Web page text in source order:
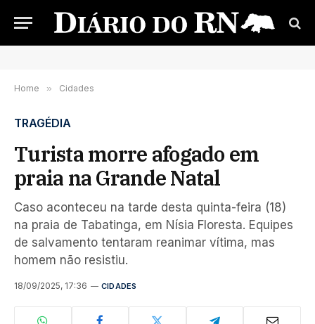
Home » Cidades
TRAGÉDIA
Turista morre afogado em
praia na Grande Natal
Caso aconteceu na tarde desta quinta-feira (18)
na praia de Tabatinga, em Nísia Floresta. Equipes
de salvamento tentaram reanimar vítima, mas
homem não resistiu.
18/09/2025, 17:36 CIDADES